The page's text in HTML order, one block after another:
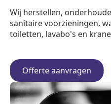
Wij herstellen,
sanitaire voorzieningen,
toiletten, lavabo's en
Offerte aanvragen